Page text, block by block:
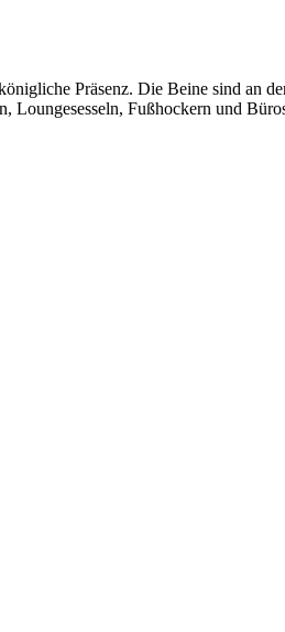
Präsenz. Die Beine sind an
Fußhockern und